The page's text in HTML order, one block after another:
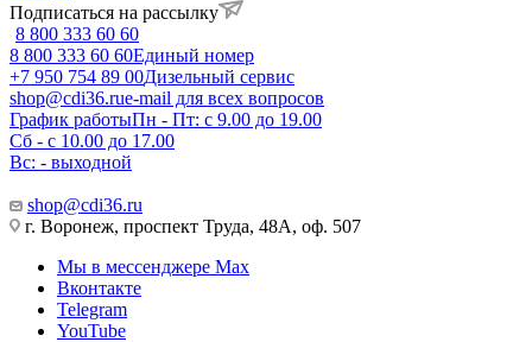
Подписаться на рассылку
8 800 333 60 60
8 800 333 60 60Единый номер
+7 950 754 89 00Дизельный сервис
shop@cdi36.rue-mail для всех вопросов
График работыПн - Пт: с 9.00 до 19.00
Сб - с 10.00 до 17.00
Вс: - выходной
shop@cdi36.ru
г. Воронеж, проспект Труда, 48А, оф. 507
Мы в мессенджере Max
Вконтакте
Telegram
YouTube